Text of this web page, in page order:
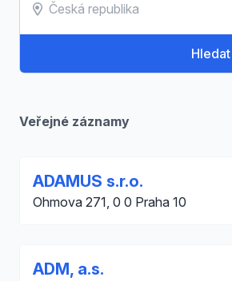
Hledat
Veřejné záznamy
ADAMUS s.r.o.
Ohmova 271, 0 0 Praha 10
ADM, a.s.